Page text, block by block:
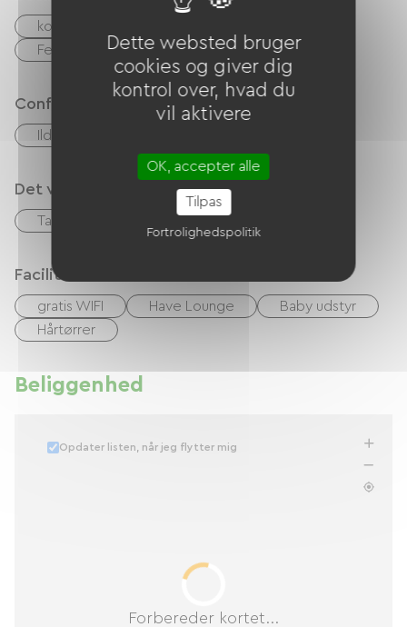
kontrol
Feriekuponer (ANCV)
Overførsel
Confort
Ildsted
Det vi er gode til
Table d'hôtes
Faciliteter
gratis WIFI Have Lounge
Baby udstyr
Hårtørrer
Beliggenhed
Forbereder kortet...
Opdater listen, når jeg flytter mig
Dette websted bruger
cookies og giver dig
kontrol over, hvad du
vil aktivere
OK, accepter alle
Tilpas
Fortrolighedspolitik